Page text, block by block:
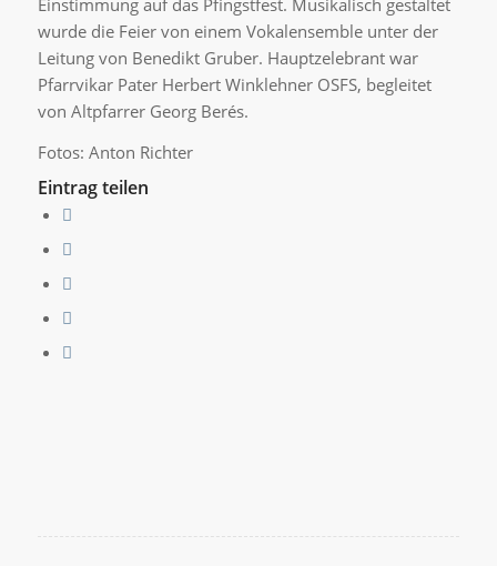
wurde die Feier von einem Vokalensemble unter der
Leitung von Benedikt Gruber. Hauptzelebrant war
Pfarrvikar Pater Herbert Winklehner OSFS, begleitet
von Altpfarrer Georg Berés.
Fotos: Anton Richter
Eintrag teilen